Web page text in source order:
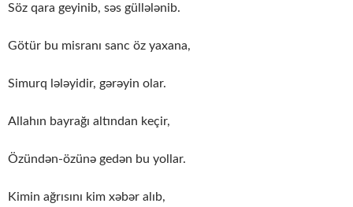
Söz qara geyinib, səs güllələnib.
Götür bu misranı sanc öz yaxana,
Simurq lələyidir, gərəyin olar.
Allahın bayrağı altından keçir,
Özündən-özünə gedən bu yollar.
Kimin ağrısını kim xəbər alıb,